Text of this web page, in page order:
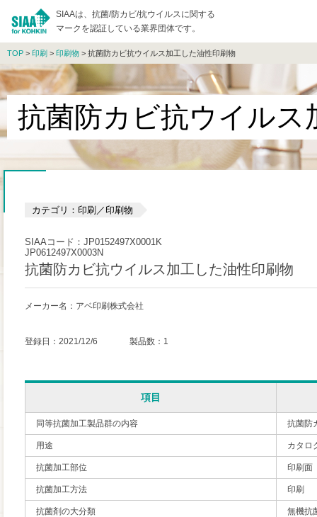
SIAAは、抗菌/防カビ/抗ウイルスに関する
マークを認証している業界団体です。
TOP > 印刷 > 印刷物 > 抗菌防カビ抗ウイルス加工した油性印刷物
抗菌防カビ抗ウイルス
カテゴリ：印刷／印刷物
SIAAコード：JP0152497X0001K
JP0612497X0003N
抗菌防カビ抗ウイルス加工した油性印刷物
メーカー名：アベ印刷株式会社
登録日：2021/12/6 製品数：1
項目
同等抗菌加工製品群の内容 抗菌防
用途 カタロ
抗菌加工部位 印刷面
抗菌加工方法 印刷
抗菌剤の大分類 無機抗